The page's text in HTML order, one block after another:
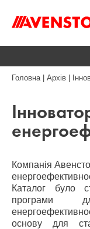
Головна| Архів
Компанія
Каталог було
програми
основу для